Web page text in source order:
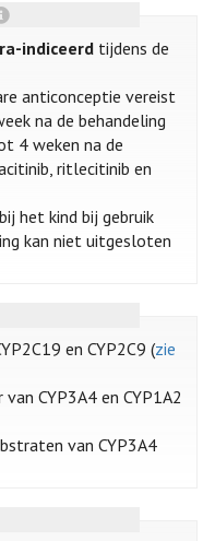
indiceerd tijdens de
anticonceptie vereist
na de behandeling
4 weken na de
ritlecitinib en
het kind bij gebruik
kan niet uitgesloten
en CYP2C9 (zie
CYP3A4 en CYP1A2
van CYP3A4